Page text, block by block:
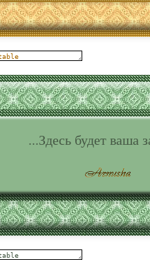
...Здесь будет ваша